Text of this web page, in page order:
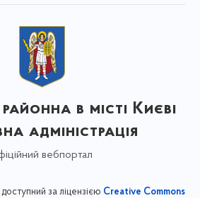
в місті Києві
адміністрація
вебпортал
за ліцензією Creative Commons